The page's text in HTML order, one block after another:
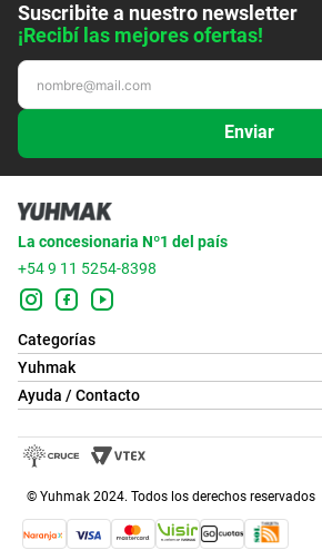
Suscribite a nuestro newsletter
¡Recibí las mejores ofertas!
Enviar
La concesionaria Nº1 del país
+54 9 11 5254-8398
Categorías
Yuhmak
Ayuda / Contacto
© Yuhmak 2024. Todos los derechos reservados